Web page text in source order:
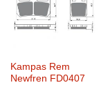
Kampas Rem
Newfren FD0407